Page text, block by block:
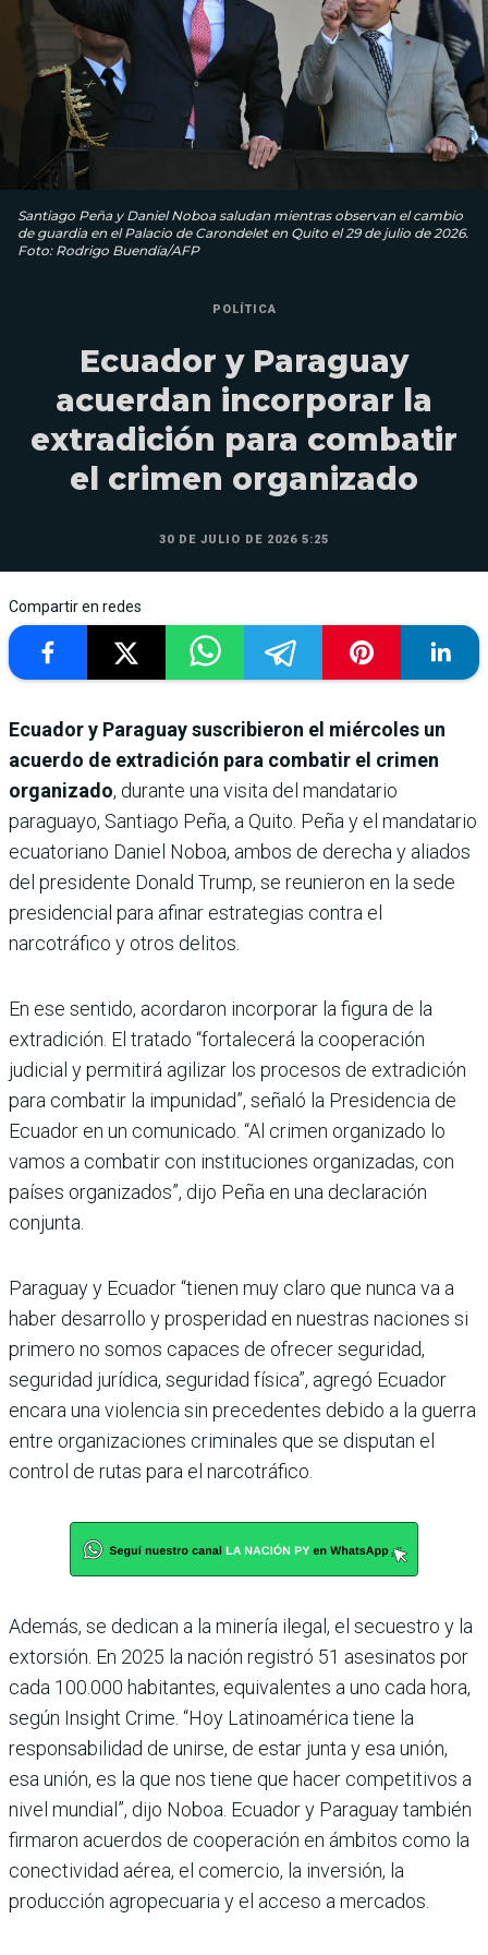
Santiago Peña y Daniel Noboa saludan mientras observan el cambio
de guardia en el Palacio de Carondelet en Quito el 29 de julio de 2026.
Foto: Rodrigo Buendía/AFP
POLÍTICA
Ecuador y Paraguay
acuerdan incorporar la
extradición para combatir
el crimen organizado
30 DE JULIO DE 2026 5:25
Compartir en redes
Ecuador y Paraguay suscribieron el miércoles un
acuerdo de extradición para combatir el crimen
organizado, durante una visita del mandatario
paraguayo, Santiago Peña, a Quito. Peña y el mandatario
ecuatoriano Daniel Noboa, ambos de derecha y aliados
del presidente Donald Trump, se reunieron en la sede
presidencial para afinar estrategias contra el
narcotráfico y otros delitos.
En ese sentido, acordaron incorporar la figura de la
extradición. El tratado “fortalecerá la cooperación
judicial y permitirá agilizar los procesos de extradición
para combatir la impunidad”, señaló la Presidencia de
Ecuador en un comunicado. “Al crimen organizado lo
vamos a combatir con instituciones organizadas, con
países organizados”, dijo Peña en una declaración
conjunta.
Paraguay y Ecuador “tienen muy claro que nunca va a
haber desarrollo y prosperidad en nuestras naciones si
primero no somos capaces de ofrecer seguridad,
seguridad jurídica, seguridad física”, agregó Ecuador
encara una violencia sin precedentes debido a la guerra
entre organizaciones criminales que se disputan el
control de rutas para el narcotráfico.
Además, se dedican a la minería ilegal, el secuestro y la
extorsión. En 2025 la nación registró 51 asesinatos por
cada 100.000 habitantes, equivalentes a uno cada hora,
según Insight Crime. “Hoy Latinoamérica tiene la
responsabilidad de unirse, de estar junta y esa unión,
esa unión, es la que nos tiene que hacer competitivos a
nivel mundial”, dijo Noboa. Ecuador y Paraguay también
firmaron acuerdos de cooperación en ámbitos como la
conectividad aérea, el comercio, la inversión, la
producción agropecuaria y el acceso a mercados.